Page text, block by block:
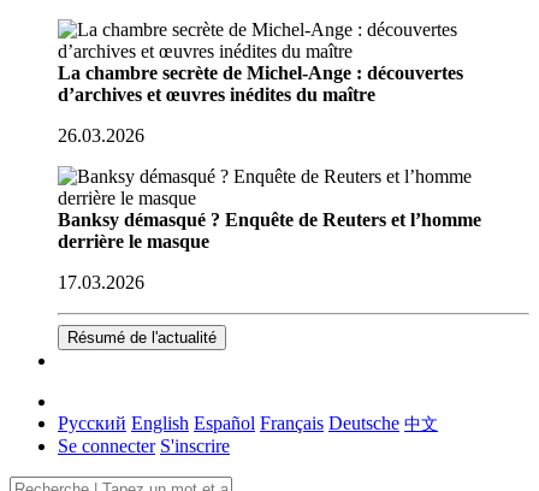
La chambre secrète de Michel-Ange : découvertes
d’archives et œuvres inédites du maître
26.03.2026
Banksy démasqué ? Enquête de Reuters et l’homme
derrière le masque
17.03.2026
Résumé de l'actualité
Русский English Español Français Deutsche 中文
Se connecter S'inscrire